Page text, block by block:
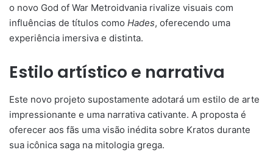
o novo God of War Metroidvania rivalize visuais com
influências de títulos como Hades, oferecendo uma
experiência imersiva e distinta.
Estilo artístico e narrativa
Este novo projeto supostamente adotará um estilo de arte
impressionante e uma narrativa cativante. A proposta é
oferecer aos fãs uma visão inédita sobre Kratos durante
sua icônica saga na mitologia grega.